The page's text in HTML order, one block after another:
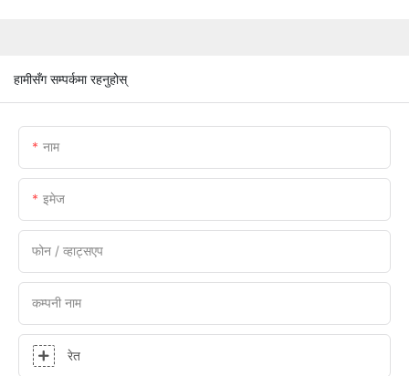
हामीसँग सम्पर्कमा रहनुहोस्
नाम
इमेज
फोन / व्हाट्सएप
कम्पनी नाम
रेत